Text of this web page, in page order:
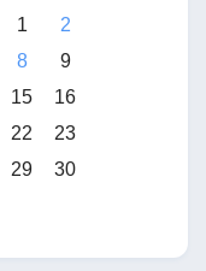
1
2
8
9
15
16
22
23
29
30